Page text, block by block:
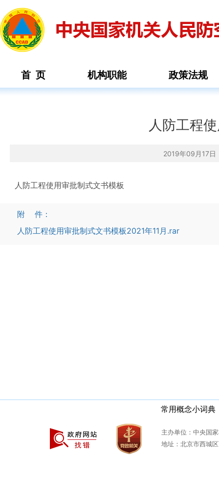
首 页 机构职能 政策法规
人防工程
2019年09月17
人防工程使用审批制式文书模板
附 件：
人防工程使用审批制式文书模板2021年11月.rar
常用概念小词典
主办单位：中央国
地址：北京市西城